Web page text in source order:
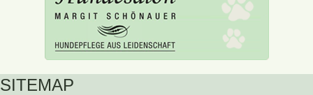
SITEMAP